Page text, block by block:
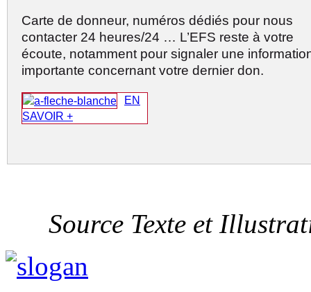
Carte de donneur, numéros dédiés pour nous
contacter 24 heures/24 … L’EFS reste à votre
écoute, notamment pour signaler une
importante concernant votre dernier don.
EN
SAVOIR +
Source Texte et